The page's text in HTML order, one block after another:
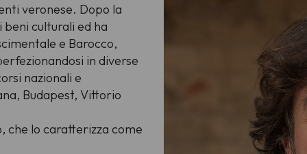
veronese. Dopo la
beni culturali ed ha
e Barocco,
in diverse
nazionali e
Budapest, Vittorio
che lo caratterizza come